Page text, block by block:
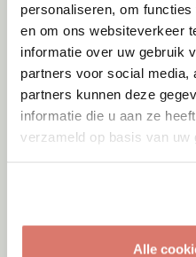
personaliseren, om
en om ons websiteverkeer
informatie over uw gebruik
partners voor social media,
partners kunnen deze
informatie die u aan ze
verzameld op basis van
Alle